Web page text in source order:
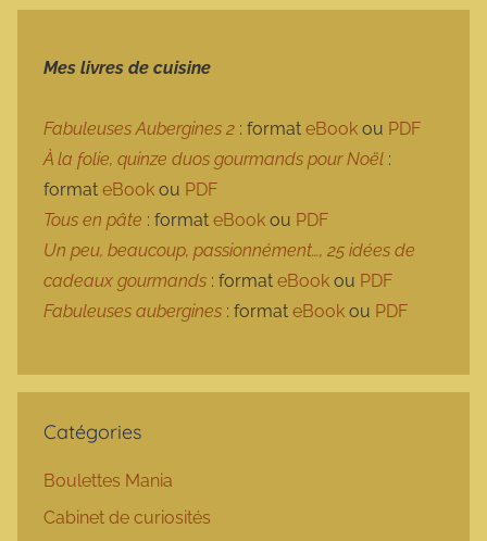
Mes livres de cuisine
Fabuleuses Aubergines 2 : format eBook ou PDF
À la folie, quinze duos gourmands pour Noël :
format eBook ou PDF
Tous en pâte : format eBook ou PDF
Un peu, beaucoup, passionnément…, 25 idées de
cadeaux gourmands : format eBook ou PDF
Fabuleuses aubergines : format eBook ou PDF
Catégories
Boulettes Mania
Cabinet de curiosités